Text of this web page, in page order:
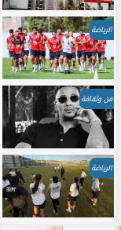
الرياضة
فن وثقافة
الرياضة